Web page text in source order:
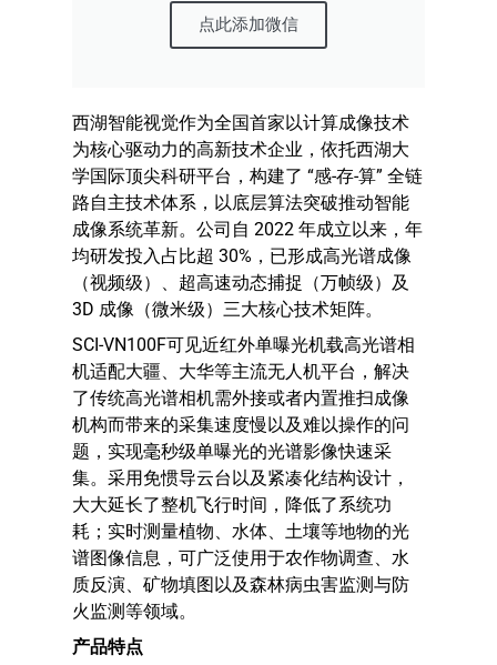
点此添加微信
西湖智能视觉作为全国首家以计算成像技术
为核心驱动力的高新技术企业，依托西湖大
学国际顶尖科研平台，构建了 “感-存-算” 全链
路自主技术体系，以底层算法突破推动智能
成像系统革新。公司自 2022 年成立以来，年
均研发投入占比超 30%，已形成高光谱成像
（视频级）、超高速动态捕捉（万帧级）及
3D 成像（微米级）三大核心技术矩阵。
SCI-VN100F可见近红外单曝光机载高光谱相
机适配大疆、大华等主流无人机平台，解决
了传统高光谱相机需外接或者内置推扫成像
机构而带来的采集速度慢以及难以操作的问
题，实现毫秒级单曝光的光谱影像快速采
集。采用免惯导云台以及紧凑化结构设计，
大大延长了整机飞行时间，降低了系统功
耗；实时测量植物、水体、土壤等地物的光
谱图像信息，可广泛使用于农作物调查、水
质反演、矿物填图以及森林病虫害监测与防
火监测等领域。
产品特点